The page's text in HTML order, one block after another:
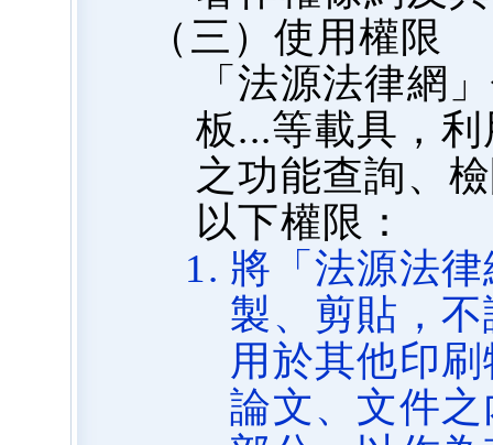
（三）使用權限
「法源法律網
板...等載具，
之功能查詢、
以下權限：
將「法源法
製、剪貼，
用於其他印
論文、文件